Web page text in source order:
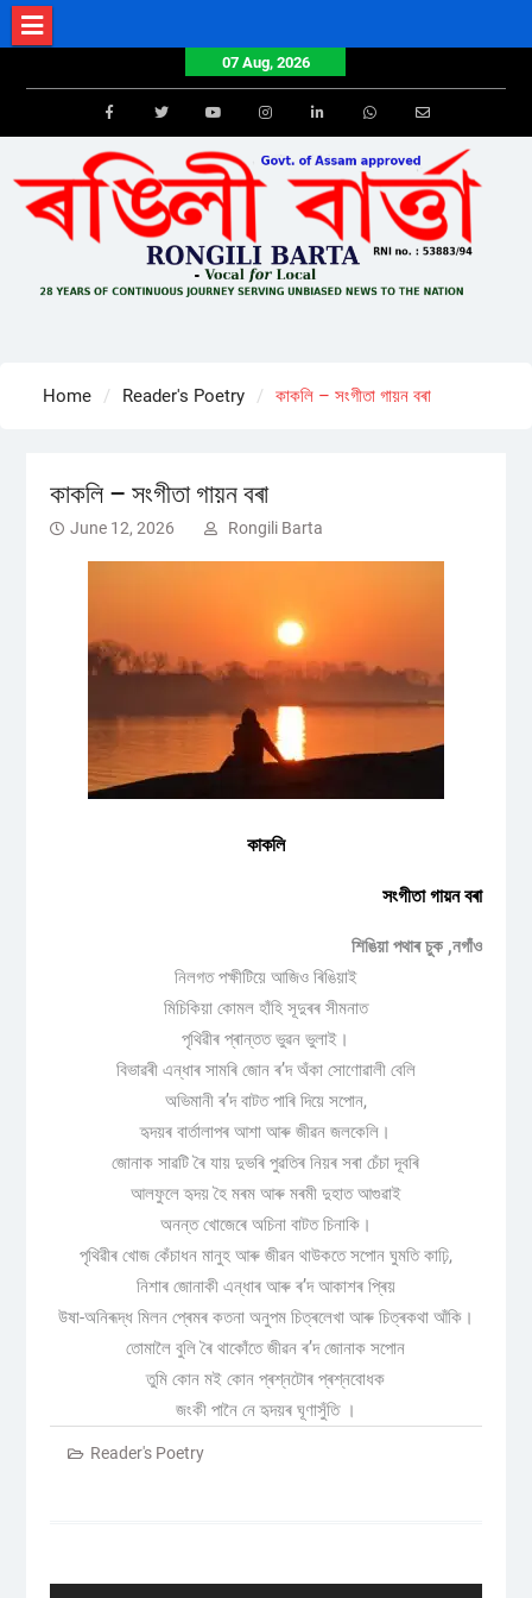
Skip
to
07 Aug, 2026
FacebookTwitterYoutube Email
Home Reader's Poetry কাকলি – সংগীতা গায়ন বৰা
কাকলি – সংগীতা গায়ন বৰা
June 12, 2026 Rongili Barta
কাকলি
সংগীতা গায়ন বৰা
শিঙিয়া পথাৰ চুক ,নগাঁও
নিলগত পক্ষীটিয়ে আজিও ৰিঙিয়াই
মিচিকিয়া কোমল হাঁহি সূদুৰৰ সীমনাত
পৃথিৱীৰ প্ৰান্তত ভুৱন ভুলাই।
বিভাৱৰী এন্ধাৰ সামৰি জোন ৰ’দ অঁকা সোণোৱালী বেলি
অভিমানী ৰ’দ বাটত পাৰি দিয়ে সপোন,
হৃদয়ৰ বাৰ্তালাপৰ আশা আৰু জীৱন জলকেলি।
জোনাক সাৱটি ৰৈ যায় দুভৰি পুৱতিৰ নিয়ৰ সৰা চেঁচা দূবৰি
আলফুলে হৃদয় হৈ মৰম আৰু মৰমী দুহাত আগুৱাই
অনন্ত খোজেৰে অচিনা বাটত চিনাকি।
পৃথিৱীৰ খোজ কেঁচাধন মানুহ আৰু জীৱন থাউকতে সপোন ঘুমতি কাঢ়ি,
নিশাৰ জোনাকী এন্ধাৰ আৰু ৰ’দ আকাশৰ প্ৰিয়
উষা-অনিৰূদ্ধ মিলন প্ৰেমৰ কতনা অনুপম চিত্ৰলেখা আৰু চিত্ৰকথা আঁকি।
তোমালৈ বুলি ৰৈ থাকোঁতে জীৱন ৰ’দ জোনাক সপোন
তুমি কোন মই কোন প্ৰশ্নটোৰ প্ৰশ্নবোধক
জংকী পানৈ নে হৃদয়ৰ ঘূণাসুঁতি ।
Reader's Poetry